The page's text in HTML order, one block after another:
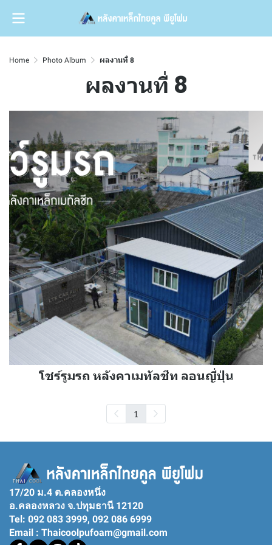
Home Photo Album ผลงานที่ 8
ผลงานที่ 8
โชร์รูมรถ หลังคาเมทัลชีท ลอนญี่ปุ่น
1
17/20 ม.4 ต.คลองหนึ่ง
อ.คลองหลวง จ.ปทุมธานี 12120
Tel: 092 083 3999, 092 086 6999
Email : Thaicoolpufoam@gmail.com